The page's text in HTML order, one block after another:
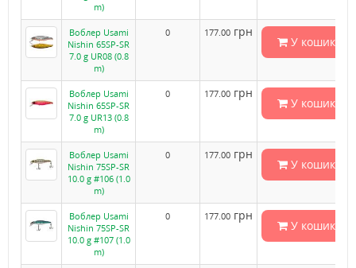
m)
Воблер Usami
Nishin 65SP-SR
7.0 g UR08 (0.8
m)
0 177.00 грн
У кошик
Воблер Usami
Nishin 65SP-SR
7.0 g UR13 (0.8
m)
0 177.00 грн
У кошик
Воблер Usami
Nishin 75SP-SR
10.0 g #106 (1.0
m)
0 177.00 грн
У кошик
Воблер Usami
Nishin 75SP-SR
10.0 g #107 (1.0
m)
0 177.00 грн
У кошик